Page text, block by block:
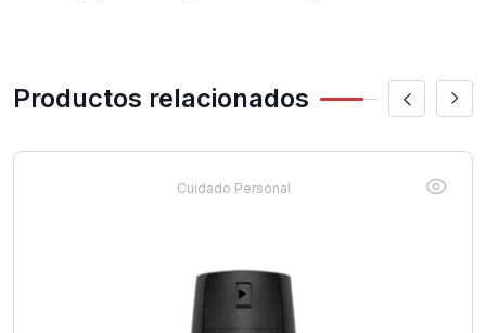
Productos relacionados
Cuidado Personal